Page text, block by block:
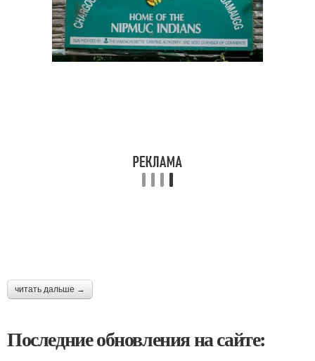
читать дальше →
Последние обновления на сайте: